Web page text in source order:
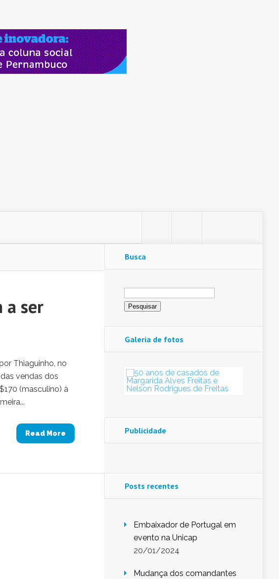
a ser
Thiaguinho, no
vendas dos
(masculino) à
Read More
Busca
Pesquisar
por:
Galeria de fotos
Publicidade
Posts recentes
Embaixador de Portugal em
evento na Unicap
20/01/2024
Mudança dos comandantes